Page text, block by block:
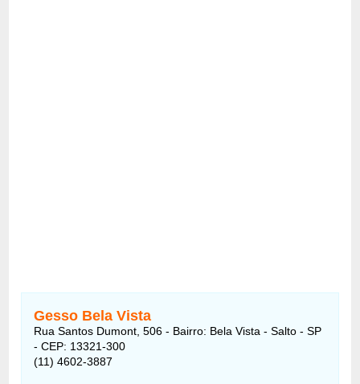
Gesso Bela Vista
Rua Santos Dumont, 506 - Bairro: Bela Vista - Salto - SP
- CEP: 13321-300
(11) 4602-3887